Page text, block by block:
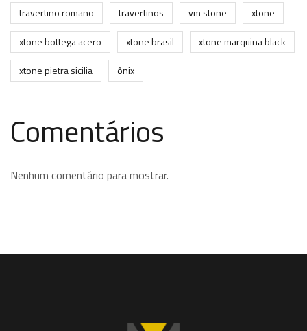
travertino romano
travertinos vm stone
xtone
xtone bottega acero
xtone brasil
xtone marquina black
xtone pietra sicilia
ônix
Comentários
Nenhum comentário para mostrar.